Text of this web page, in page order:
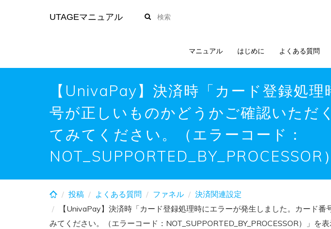
UTAGEマニュアル
マニュアル はじめに よくある質問
【UnivaPay】決済時「カード登録処
号が正しいものかどうかご確認いただ
てみてください。（エラーコード：
NOT_SUPPORTED_BY_PROCESSOR
投稿 よくある質問 ファネル
決済関連設定
【UnivaPay】決済時「カード登録処理時にエラーが発生しました。カード
みてください。（エラーコード：NOT_SUPPORTED_BY_PROCESSOR）」を